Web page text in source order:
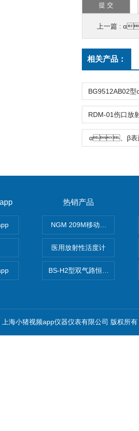
上一篇 :
相关产品：
α、β表
热销产品
NGM 209M移动式惰性气体
医用放射性活度计
BS-H2型双气路恒流大气采样
海小猪视频app仪器仪表有限公司 版权所有